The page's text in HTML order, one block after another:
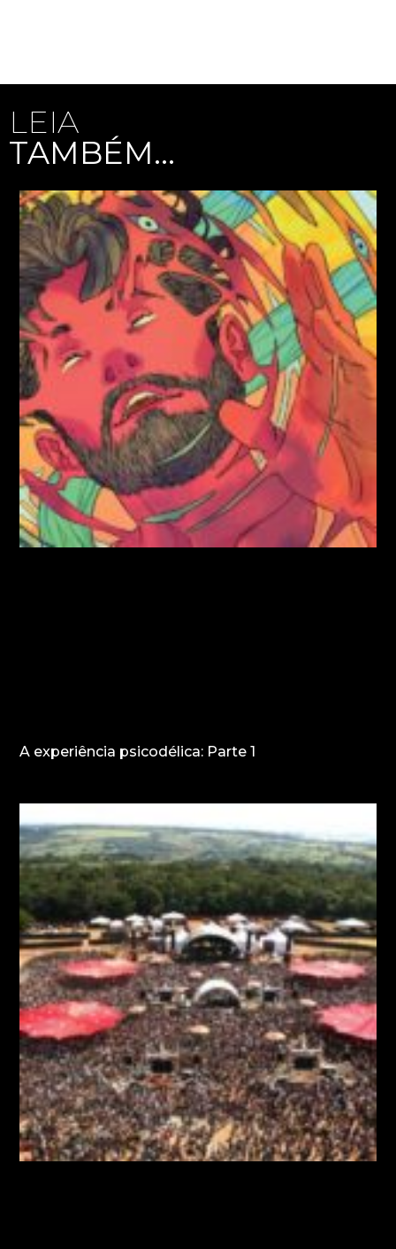
LEIA
TAMBÉM...
A experiência psicodélica: Parte 1